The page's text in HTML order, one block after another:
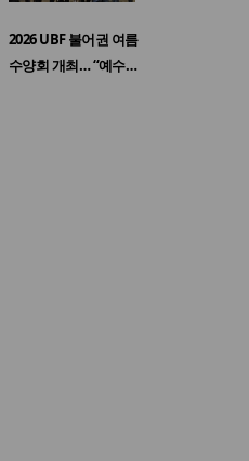
2026 UBF 불어권 여름
수양회 개최… “예수…